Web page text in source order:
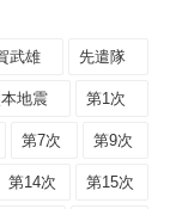
武雄 先遣隊
地震 第1次
第7次 第9次
第14次 第15次